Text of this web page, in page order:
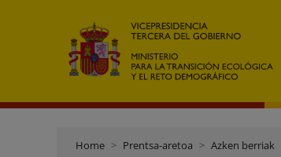
Home Prentsa-aretoa Azken berriak